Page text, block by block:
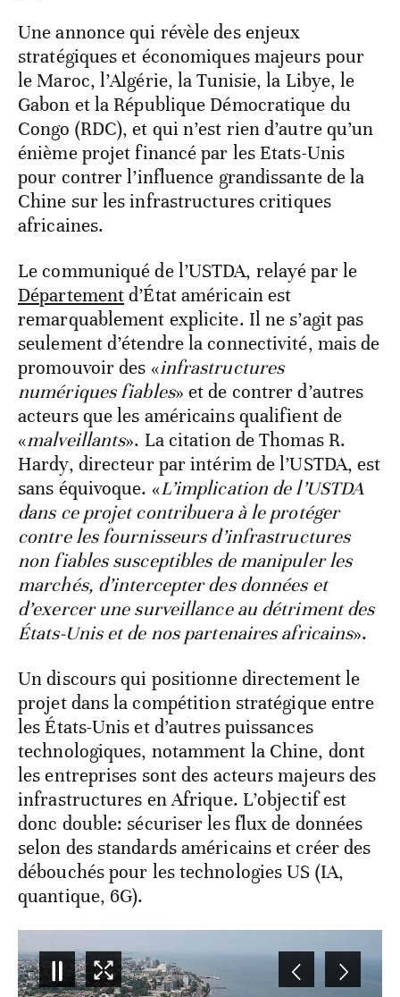
Une annonce qui révèle des enjeux
stratégiques et économiques majeurs pour
le Maroc, l’Algérie, la Tunisie, la Libye, le
Gabon et la République Démocratique du
Congo (RDC), et qui n’est rien d’autre qu’un
énième projet financé par les Etats-Unis
pour contrer l’influence grandissante de la
Chine sur les infrastructures critiques
africaines.
Le communiqué de l’USTDA, relayé par le
Départementd’État américain est
remarquablement explicite. Il ne s’agit pas
seulement d’étendre la connectivité, mais de
promouvoir des «infrastructures
numériques fiables» et de contrer d’autres
acteurs que les américains qualifient de
«malveillants». La citation de Thomas R.
Hardy, directeur par intérim de l’USTDA, est
sans équivoque. «L’implication de l’USTDA
dans ce projet contribuera à le protéger
contre les fournisseurs d’infrastructures
non fiables susceptibles de manipuler les
marchés, d’intercepter des données et
d’exercer une surveillance au détriment des
États-Unis et de nos partenaires africains».
Un discours qui positionne directement le
projet dans la compétition stratégique entre
les États-Unis et d’autres puissances
technologiques, notamment la Chine, dont
les entreprises sont des acteurs majeurs des
infrastructures en Afrique. L’objectif est
donc double: sécuriser les flux de données
selon des standards américains et créer des
débouchés pour les technologies US (IA,
quantique, 6G).